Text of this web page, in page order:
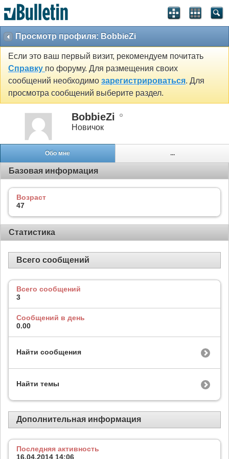
Просмотр профиля: BobbieZi
Если это ваш первый визит, рекомендуем почитать
Справку по форуму. Для размещения своих
сообщений необходимо зарегистрироваться. Для
просмотра сообщений выберите раздел.
BobbieZi
Новичок
Обо мне ...
Базовая информация
Возраст
47
Статистика
Всего сообщений
Всего сообщений
3
Сообщений в день
0.00
Найти сообщения
Найти темы
Дополнительная информация
Последняя активность
16.04.2014 14:06